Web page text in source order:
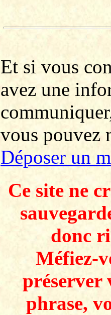
Et si vous
avez une
vous pouvez
Déposer un
Ce site ne
donc
Méfiez-
préserver
phrase,